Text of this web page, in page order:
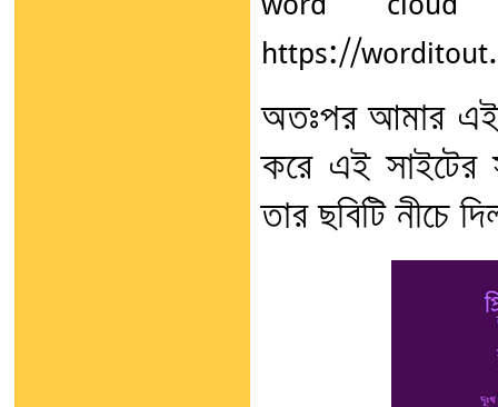
https://
অতঃপর আমার এই
করে এই সাইটের
তার ছবিটি নীচে